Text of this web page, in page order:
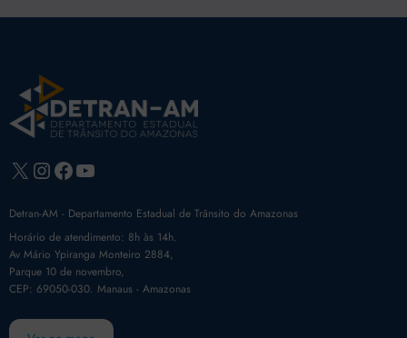
X Instagram
Facebook
Youtube
Detran-AM - Departamento Estadual de Trânsito do Amazonas
Horário de atendimento: 8h às 14h.
Av Mário Ypiranga Monteiro 2884,
Parque 10 de novembro,
CEP: 69050-030. Manaus - Amazonas